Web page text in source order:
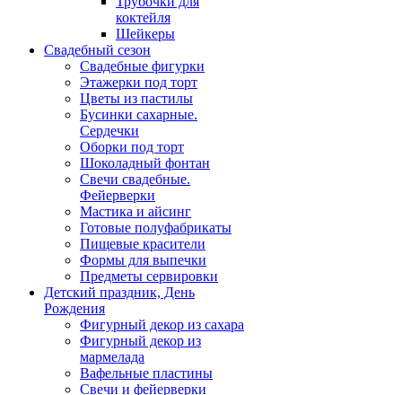
коктейля
Шейкеры
Свадебный сезон
Свадебные фигурки
Этажерки под торт
Цветы из пастилы
Бусинки сахарные.
Сердечки
Оборки под торт
Шоколадный фонтан
Свечи свадебные.
Фейерверки
Мастика и айсинг
Готовые полуфабрикаты
Пищевые красители
Формы для выпечки
Предметы сервировки
Детский праздник, День
Рождения
Фигурный декор из сахара
Фигурный декор из
мармелада
Вафельные пластины
Свечи и фейерверки